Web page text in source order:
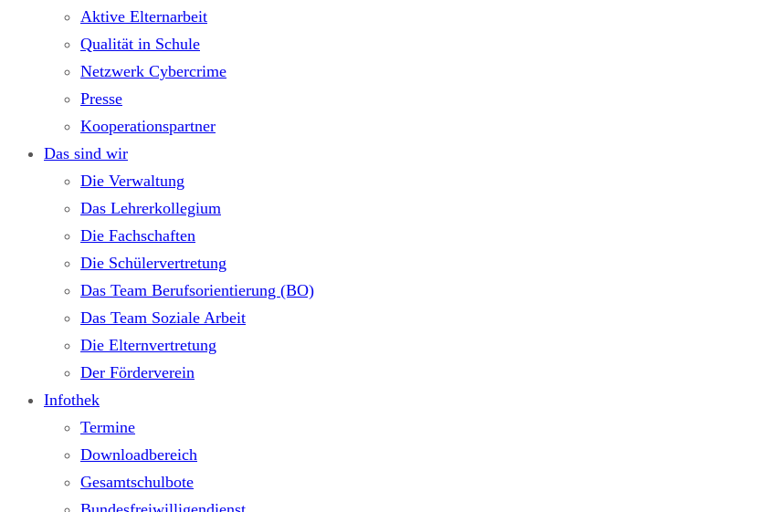
Aktive Elternarbeit
Qualität in Schule
Netzwerk Cybercrime
Presse
Kooperationspartner
Das sind wir
Die Verwaltung
Das Lehrerkollegium
Die Fachschaften
Die Schülervertretung
Das Team Berufsorientierung (BO)
Das Team Soziale Arbeit
Die Elternvertretung
Der Förderverein
Infothek
Termine
Downloadbereich
Gesamtschulbote